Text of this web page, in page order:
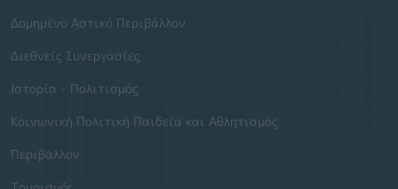
Δομημένο Αστικό Περιβάλλον
Διεθνείς Συνεργασίες
Ιστορία - Πολιτισμός
Κοινωνική Πολιτική Παιδεία και Αθλητισμός
Περιβάλλον